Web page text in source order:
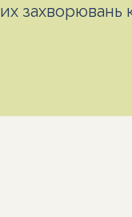
захворювань